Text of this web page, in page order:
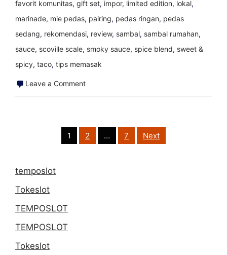
favorit komunitas, gift set, impor, limited edition, lokal,
marinade, mie pedas, pairing, pedas ringan, pedas
sedang, rekomendasi, review, sambal, sambal rumahan,
sauce, scoville scale, smoky sauce, spice blend, sweet &
spicy, taco, tips memasak
Leave a Commenton
Saus
Pedas
pagination
1 2 … 7 Next
temposlot
Tokeslot
TEMPOSLOT
TEMPOSLOT
Tokeslot